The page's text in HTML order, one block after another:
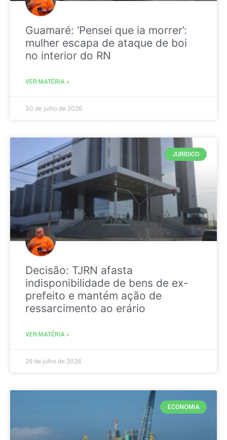
Guamaré: ‘Pensei que ia morrer’:
mulher escapa de ataque de boi
no interior do RN
VER MATÉRIA »
30 de julho de 2026
JURIDICO
Decisão: TJRN afasta
indisponibilidade de bens de ex-
prefeito e mantém ação de
ressarcimento ao erário
VER MATÉRIA »
29 de julho de 2026
ECONOMIA